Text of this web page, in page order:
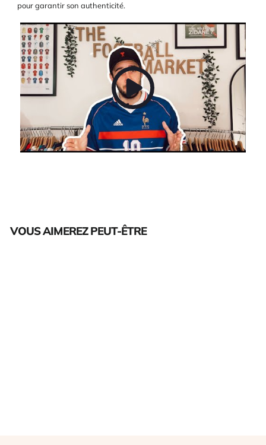
pour garantir son authenticité.
VOUS AIMEREZ PEUT-ÊTRE